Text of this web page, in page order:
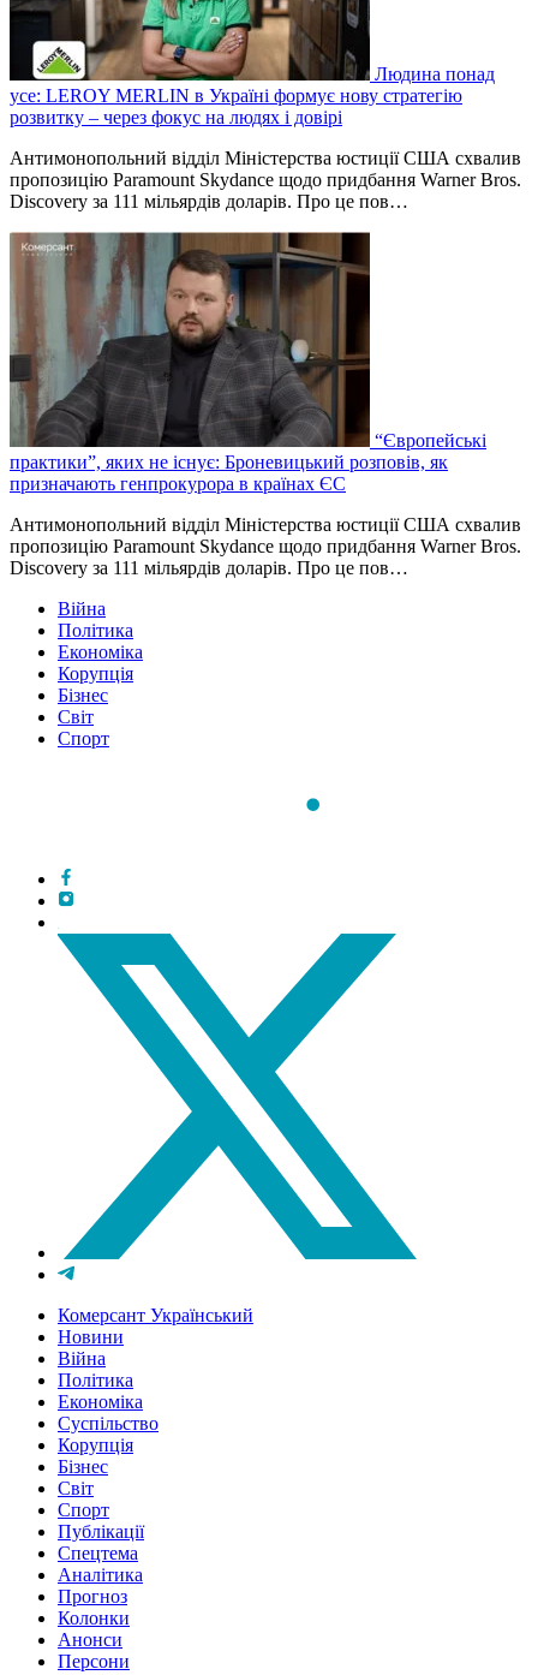
Людина понад
усе: LEROY MERLIN в Україні формує нову стратегію
розвитку – через фокус на людях і довірі
Антимонопольний відділ Міністерства юстиції США схвалив
пропозицію Paramount Skydance щодо придбання Warner Bros.
Discovery за 111 мільярдів доларів. Про це пов…
“Європейські
практики”, яких не існує: Броневицький розповів, як
призначають генпрокурора в країнах ЄС
Антимонопольний відділ Міністерства юстиції США схвалив
пропозицію Paramount Skydance щодо придбання Warner Bros.
Discovery за 111 мільярдів доларів. Про це пов…
Війна
Політика
Економіка
Корупція
Бізнес
Світ
Спорт
Комерсант Український
Новини
Війна
Політика
Економіка
Суспільство
Корупція
Бізнес
Світ
Спорт
Публікації
Спецтема
Аналітика
Прогноз
Колонки
Анонси
Персони